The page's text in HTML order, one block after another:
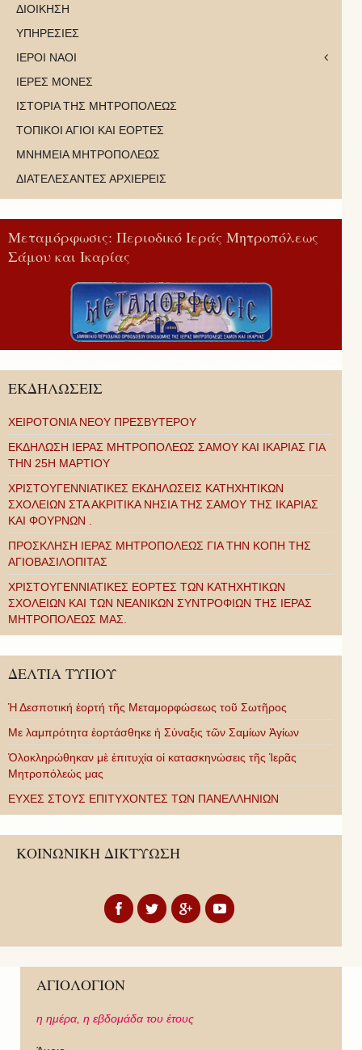
ΔΙΟΙΚΗΣΗ
ΥΠΗΡΕΣΙΕΣ
ΙΕΡΟΙ ΝΑΟΙ
ΙΕΡΕΣ ΜΟΝΕΣ
ΙΣΤΟΡΙΑ ΤΗΣ ΜΗΤΡΟΠΟΛΕΩΣ
ΤΟΠΙΚΟΙ ΑΓΙΟΙ ΚΑΙ ΕΟΡΤΕΣ
ΜΝΗΜΕΙΑ ΜΗΤΡΟΠΟΛΕΩΣ
ΔΙΑΤΕΛΕΣΑΝΤΕΣ ΑΡΧΙΕΡΕΙΣ
Μεταμόρφωσις: Περιοδικό Ιεράς Μητροπόλεως
Σάμου και Ικαρίας
ΕΚΔΗΛΩΣΕΙΣ
ΧΕΙΡΟΤΟΝΙΑ ΝΕΟΥ ΠΡΕΣΒΥΤΕΡΟΥ
ΕΚΔΗΛΩΣΗ ΙΕΡΑΣ ΜΗΤΡΟΠΟΛΕΩΣ ΣΑΜΟΥ ΚΑΙ ΙΚΑΡΙΑΣ ΓΙΑ
ΤΗΝ 25Η ΜΑΡΤΙΟΥ
ΧΡΙΣΤΟΥΓΕΝΝΙΑΤΙΚΕΣ ΕΚΔΗΛΩΣΕΙΣ ΚΑΤΗΧΗΤΙΚΩΝ
ΣΧΟΛΕΙΩΝ ΣΤΑ ΑΚΡΙΤΙΚΑ ΝΗΣΙΑ ΤΗΣ ΣΑΜΟΥ ΤΗΣ ΙΚΑΡΙΑΣ
ΚΑΙ ΦΟΥΡΝΩΝ .
ΠΡΟΣΚΛΗΣΗ ΙΕΡΑΣ ΜΗΤΡΟΠΟΛΕΩΣ ΓΙΑ ΤΗΝ ΚΟΠΗ ΤΗΣ
ΑΓΙΟΒΑΣΙΛΟΠΙΤΑΣ
ΧΡΙΣΤΟΥΓΕΝΝΙΑΤΙΚΕΣ ΕΟΡΤΕΣ ΤΩΝ ΚΑΤΗΧΗΤΙΚΩΝ
ΣΧΟΛΕΙΩΝ ΚΑΙ ΤΩΝ ΝΕΑΝΙΚΩΝ ΣΥΝΤΡΟΦΙΩΝ ΤΗΣ ΙΕΡΑΣ
ΜΗΤΡΟΠΟΛΕΩΣ ΜΑΣ.
ΔΕΛΤΙΑ ΤΥΠΟΥ
Ἡ Δεσποτική ἑορτή τῆς Μεταμορφώσεως τοῦ Σωτῆρος
Με λαμπρότητα ἑορτάσθηκε ἡ Σύναξις τῶν Σαμίων Ἁγίων
Ὁλοκληρώθηκαν μὲ ἐπιτυχία οἱ κατασκηνώσεις τῆς Ἱερᾶς
Μητροπόλεώς μας
ΕΥΧΕΣ ΣΤΟΥΣ ΕΠΙΤΥΧΟΝΤΕΣ ΤΩΝ ΠΑΝΕΛΛΗΝΙΩΝ
ΚΟΙΝΩΝΙΚΗ ΔΙΚΤΥΩΣΗ
ΑΓΙΟΛΟΓΙΟΝ
η ημέρα, η εβδομάδα του έτους